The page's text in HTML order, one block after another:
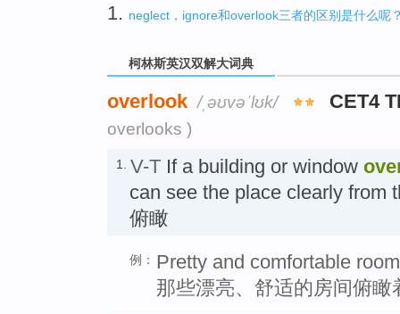
1. neglect，ignore和overlook三者的区别是什么呢
柯林斯英汉双解大词典
overlook /ˌəʊvəˈlʊk/ CET4
overlooks )
1. V-T If a building or window
can see the place clearly from
俯瞰
例： Pretty and comfortable
那些漂亮、舒适的房间俯